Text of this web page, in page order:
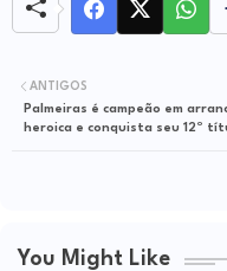
ANTIGOS
Palmeiras é campeão em
heroica e conquista seu 12º
You Might Like